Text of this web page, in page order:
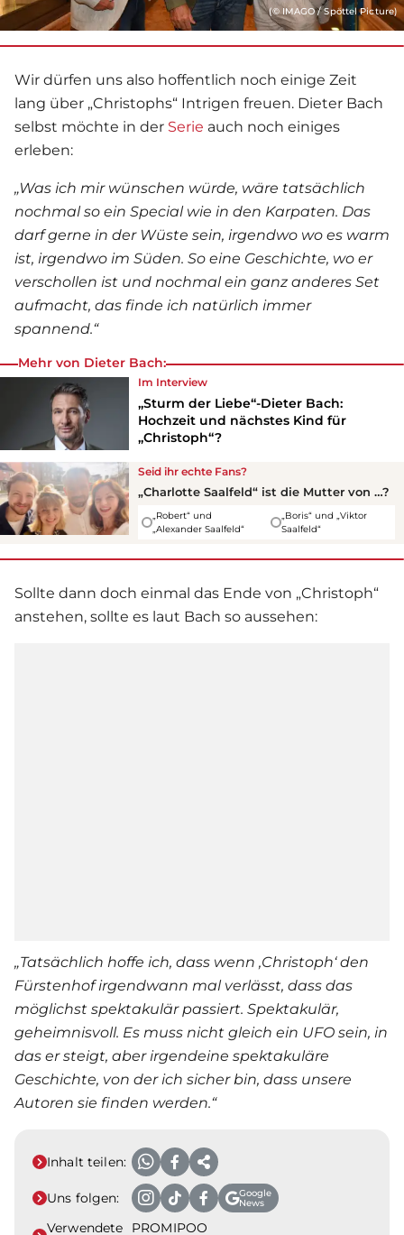
(© IMAGO / Spöttel Picture)
Wir dürfen uns also hoffentlich noch einige Zeit
lang über „Christophs“ Intrigen freuen. Dieter Bach
selbst möchte in der Serie auch noch einiges
erleben:
„Was ich mir wünschen würde, wäre tatsächlich
nochmal so ein Special wie in den Karpaten. Das
darf gerne in der Wüste sein, irgendwo wo es warm
ist, irgendwo im Süden. So eine Geschichte, wo er
verschollen ist und nochmal ein ganz anderes Set
aufmacht, das finde ich natürlich immer
spannend.“
Mehr von Dieter Bach:
Im Interview
„Sturm der Liebe“-Dieter Bach:
Hochzeit und nächstes Kind für
„Christoph“?
Seid ihr echte Fans?
„Charlotte Saalfeld“ ist die Mutter von …?
„Robert“ und
„Alexander Saalfeld“
„Boris“ und „Viktor
Saalfeld“
Sollte dann doch einmal das Ende von „Christoph“
anstehen, sollte es laut Bach so aussehen:
„Tatsächlich hoffe ich, dass wenn ‚Christoph‘ den
Fürstenhof irgendwann mal verlässt, dass das
möglichst spektakulär passiert. Spektakulär,
geheimnisvoll. Es muss nicht gleich ein UFO sein, in
das er steigt, aber irgendeine spektakuläre
Geschichte, von der ich sicher bin, dass unsere
Autoren sie finden werden.“
Inhalt teilen:
Uns folgen:
Google
News
Verwendete PROMIPOO